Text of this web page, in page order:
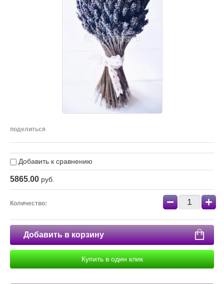
поделиться
Добавить к сравнению
5865.00 руб.
Количество: − +
Добавить в корзину
Купить в один клик